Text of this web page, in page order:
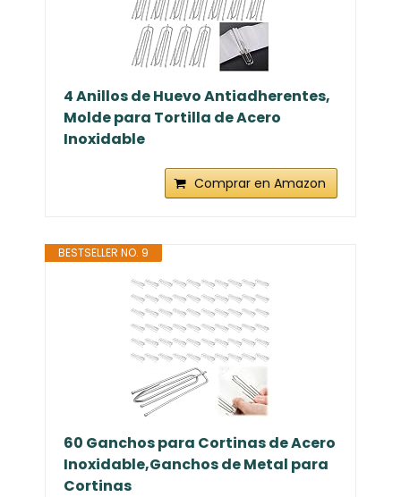
4 Anillos de Huevo Antiadherentes,
Molde para Tortilla de Acero
Inoxidable
Comprar en Amazon
BESTSELLER NO. 9
60 Ganchos para Cortinas de Acero
Inoxidable,Ganchos de Metal para
Cortinas